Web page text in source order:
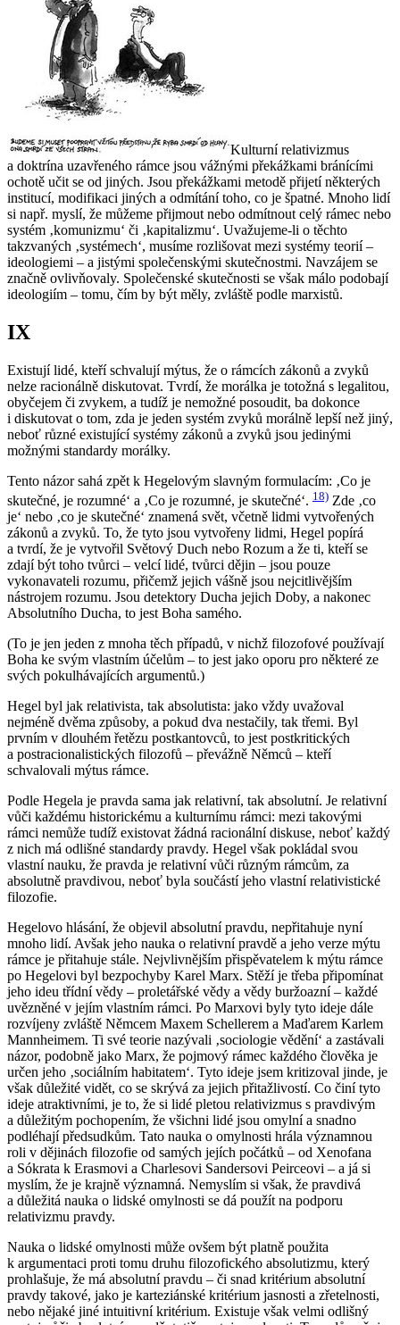
Kulturní relativizmus
a doktrína uzavřeného rámce jsou vážnými překážkami bránícími
ochotě učit se od jiných. Jsou překážkami metodě přijetí některých
institucí, modifikaci jiných a odmítání toho, co je špatné. Mnoho lidí
si např. myslí, že můžeme přijmout nebo odmítnout celý rámec nebo
systém ‚komunizmu‘ či ‚kapitalizmu‘. Uvažujeme-li o těchto
takzvaných ‚systémech‘, musíme rozlišovat mezi systémy teorií –
ideologiemi – a jistými společenskými skutečnostmi. Navzájem se
značně ovlivňovaly. Společenské skutečnosti se však málo podobají
ideologiím – tomu, čím by být měly, zvláště podle marxistů.
IX
Existují lidé, kteří schvalují mýtus, že o rámcích zákonů a zvyků
nelze racionálně diskutovat. Tvrdí, že morálka je totožná s legalitou,
obyčejem či zvykem, a tudíž je nemožné posoudit, ba dokonce
i diskutovat o tom, zda je jeden systém zvyků morálně lepší než jiný,
neboť různé existující systémy zákonů a zvyků jsou jedinými
možnými standardy morálky.
Tento názor sahá zpět k Hegelovým slavným formulacím: ‚Co je
skutečné, je rozumné‘ a ‚Co je rozumné, je skutečné‘. 18) Zde ‚co
je‘ nebo ‚co je skutečné‘ znamená svět, včetně lidmi vytvořených
zákonů a zvyků. To, že tyto jsou vytvořeny lidmi, Hegel popírá
a tvrdí, že je vytvořil Světový Duch nebo Rozum a že ti, kteří se
zdají být toho tvůrci – velcí lidé, tvůrci dějin – jsou pouze
vykonavateli rozumu, přičemž jejich vášně jsou nejcitlivějším
nástrojem rozumu. Jsou detektory Ducha jejich Doby, a nakonec
Absolutního Ducha, to jest Boha samého.
(To je jen jeden z mnoha těch případů, v nichž filozofové používají
Boha ke svým vlastním účelům – to jest jako oporu pro některé ze
svých pokulhávajících argumentů.)
Hegel byl jak relativista, tak absolutista: jako vždy uvažoval
nejméně dvěma způsoby, a pokud dva nestačily, tak třemi. Byl
prvním v dlouhém řetězu postkantovců, to jest postkritických
a postracionalistických filozofů – převážně Němců – kteří
schvalovali mýtus rámce.
Podle Hegela je pravda sama jak relativní, tak absolutní. Je relativní
vůči každému historickému a kulturnímu rámci: mezi takovými
rámci nemůže tudíž existovat žádná racionální diskuse, neboť každý
z nich má odlišné standardy pravdy. Hegel však pokládal svou
vlastní nauku, že pravda je relativní vůči různým rámcům, za
absolutně pravdivou, neboť byla součástí jeho vlastní relativistické
filozofie.
Hegelovo hlásání, že objevil absolutní pravdu, nepřitahuje nyní
mnoho lidí. Avšak jeho nauka o relativní pravdě a jeho verze mýtu
rámce je přitahuje stále. Nejvlivnějším přispěvatelem k mýtu rámce
po Hegelovi byl bezpochyby Karel Marx. Stěží je třeba připomínat
jeho ideu třídní vědy – proletářské vědy a vědy buržoazní – každé
uvězněné v jejím vlastním rámci. Po Marxovi byly tyto ideje dále
rozvíjeny zvláště Němcem Maxem Schellerem a Maďarem Karlem
Mannheimem. Ti své teorie nazývali ‚sociologie vědění‘ a zastávali
názor, podobně jako Marx, že pojmový rámec každého člověka je
určen jeho ‚sociálním habitatem‘. Tyto ideje jsem kritizoval jinde, je
však důležité vidět, co se skrývá za jejich přitažlivostí. Co činí tyto
ideje atraktivními, je to, že si lidé pletou relativizmus s pravdivým
a důležitým pochopením, že všichni lidé jsou omylní a snadno
podléhají předsudkům. Tato nauka o omylnosti hrála významnou
roli v dějinách filozofie od samých jejích počátků – od Xenofana
a Sókrata k Erasmovi a Charlesovi Sandersovi Peirceovi – a já si
myslím, že je krajně významná. Nemyslím si však, že pravdivá
a důležitá nauka o lidské omylnosti se dá použít na podporu
relativizmu pravdy.
Nauka o lidské omylnosti může ovšem být platně použita
k argumentaci proti tomu druhu filozofického absolutizmu, který
prohlašuje, že má absolutní pravdu – či snad kritérium absolutní
pravdy takové, jako je karteziánské kritérium jasnosti a zřetelnosti,
nebo nějaké jiné intuitivní kritérium. Existuje však velmi odlišný